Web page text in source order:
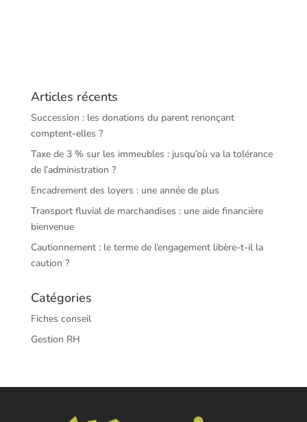
Articles récents
Succession : les donations du parent renonçant
comptent-elles ?
Taxe de 3 % sur les immeubles : jusqu’où va la tolérance
de l’administration ?
Encadrement des loyers : une année de plus
Transport fluvial de marchandises : une aide financière
bienvenue
Cautionnement : le terme de l’engagement libère-t-il la
caution ?
Catégories
Fiches conseil
Gestion RH